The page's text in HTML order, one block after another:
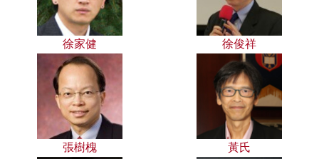
徐家健 徐俊祥
張樹槐 黃氏